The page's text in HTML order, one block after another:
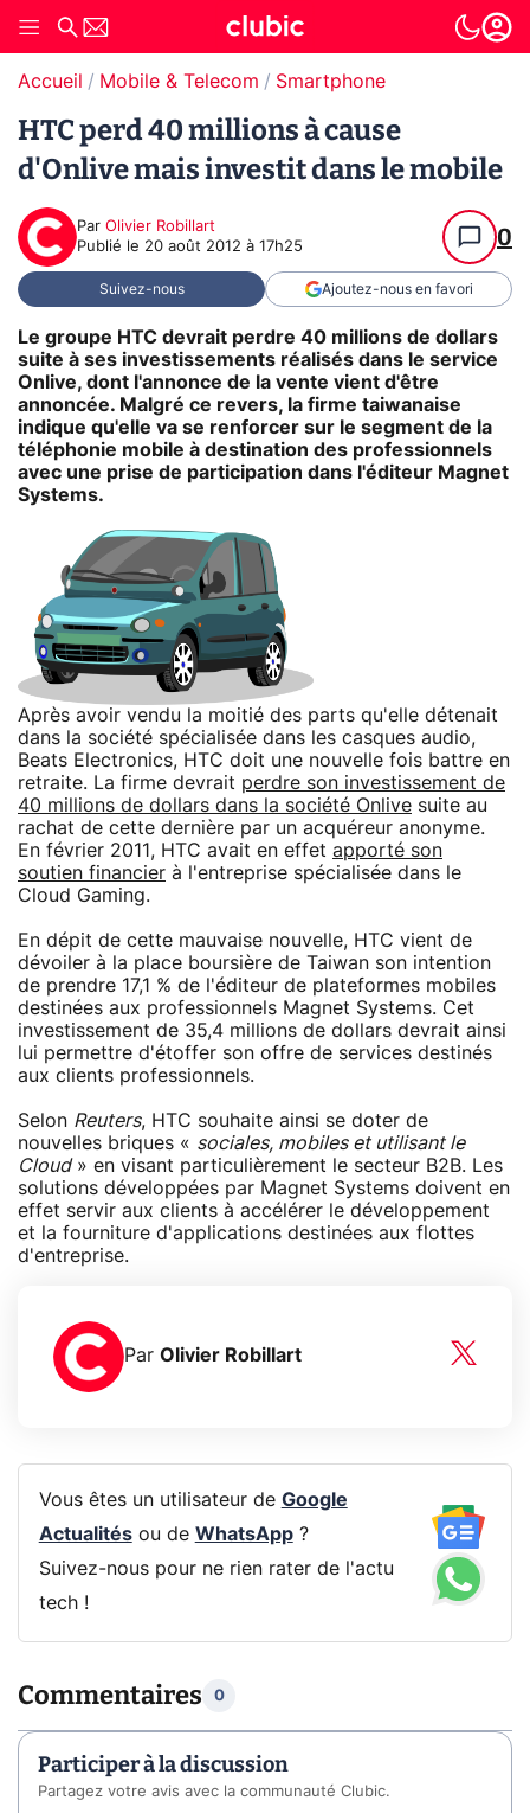
Accueil Mobile & Telecom Smartphone
HTC perd 40 millions à cause
d'Onlive mais investit dans le mobile
Par Olivier Robillart
Publié le 20 août 2012 à 17h25 0
Suivez-nous Ajoutez-nous en favori
Le groupe HTC devrait perdre 40 millions de dollars
suite à ses investissements réalisés dans le service
Onlive, dont l'annonce de la vente vient d'être
annoncée. Malgré ce revers, la firme taiwanaise
indique qu'elle va se renforcer sur le segment de la
téléphonie mobile à destination des professionnels
avec une prise de participation dans l'éditeur Magnet
Systems.
Après avoir vendu la moitié des parts qu'elle détenait
dans la société spécialisée dans les casques audio,
Beats Electronics, HTC doit une nouvelle fois battre en
retraite. La firme devrait perdre son investissement de
40 millions de dollars dans la société Onlive suite au
rachat de cette dernière par un acquéreur anonyme.
En février 2011, HTC avait en effet apporté son
soutien financier à l'entreprise spécialisée dans le
Cloud Gaming.
En dépit de cette mauvaise nouvelle, HTC vient de
dévoiler à la place boursière de Taiwan son intention
de prendre 17,1 % de l'éditeur de plateformes mobiles
destinées aux professionnels Magnet Systems. Cet
investissement de 35,4 millions de dollars devrait ainsi
lui permettre d'étoffer son offre de services destinés
aux clients professionnels.
Selon Reuters, HTC souhaite ainsi se doter de
nouvelles briques « sociales, mobiles et utilisant le
Cloud» en visant particulièrement le secteur B2B. Les
solutions développées par Magnet Systems doivent en
effet servir aux clients à accélérer le développement
et la fourniture d'applications destinées aux flottes
d'entreprise.
Par Olivier Robillart
Vous êtes un utilisateur de Google
Actualitésou de WhatsApp?
Suivez-nous pour ne rien rater de l'actu
tech !
Commentaires 0
Participer à la discussion
Partagez votre avis avec la communauté Clubic.